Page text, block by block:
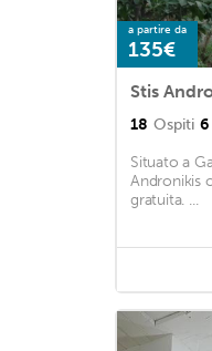
a partire da
135€
Stis
18 Ospiti 6
Situato a
Andronikis
gratuita. ...